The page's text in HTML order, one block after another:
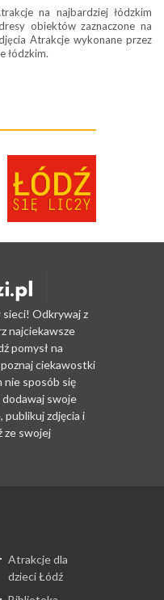
na najbardziej łódzkim
obiektów zaznaczone na
Atrakcje wykonane przez
łódzkim.
sieci! Odkrywaj z
najciekawsze
pomysł na
ciekawostki
nie sposób się
swoje
publikuj zdjęcia i
ze swojej
Atrakcje dla
dzieci Łódź